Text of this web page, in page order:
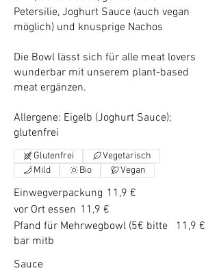
Petersilie, Joghurt Sauce (auch vegan
möglich) und knusprige Nachos
Die Bowl lässt sich für alle meat lovers
wunderbar mit unserem plant-based
meat ergänzen.
Allergene: Eigelb (Joghurt Sauce);
glutenfrei
Einwegverpackung 11,9 €
vor Ort essen 11,9 €
Pfand für Mehrwegbowl (5€ bitte
bar mitb
11,9 €
Glutenfrei
Vegetarisch
Mild
Bio Vegan
Sauce